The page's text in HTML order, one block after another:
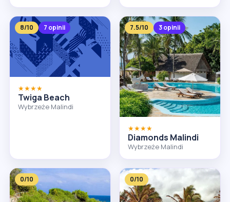
8/10 7 opinii
★★★★
Twiga Beach
Wybrzeże Malindi
7.5/10 3 opinii
★★★★
Diamonds Malindi
Wybrzeże Malindi
0/10 0/10